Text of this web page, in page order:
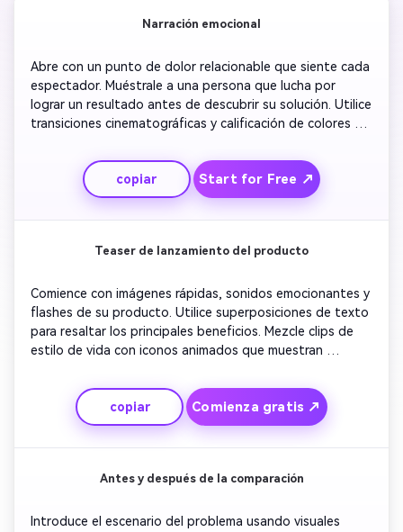
Narración emocional
Abre con un punto de dolor relacionable que siente cada
espectador. Muéstrale a una persona que lucha por
lograr un resultado antes de descubrir su solución. Utilice
transiciones cinematográficas y calificación de colores
destacados y música optimista a medida que se
desarrolla la transformación. Terminar con un eslogan
atrevido y logotipo revelado, estableciendo autoridad y
confianza en su marca.
copiar Start for Free ↗
Teaser de lanzamiento del producto
Comience con imágenes rápidas, sonidos emocionantes y
flashes de su producto. Utilice superposiciones de texto
para resaltar los principales beneficios. Mezcle clips de
estilo de vida con iconos animados que muestran
suspenso que conduce a la revelación final. Concluya con
una declaración audaz y su CTA para hacer un pedido
anticipado o obtener más información hoy.
copiar Comienza gratis ↗
Antes y después de la comparación
Introduce el escenario del problema usando visuales